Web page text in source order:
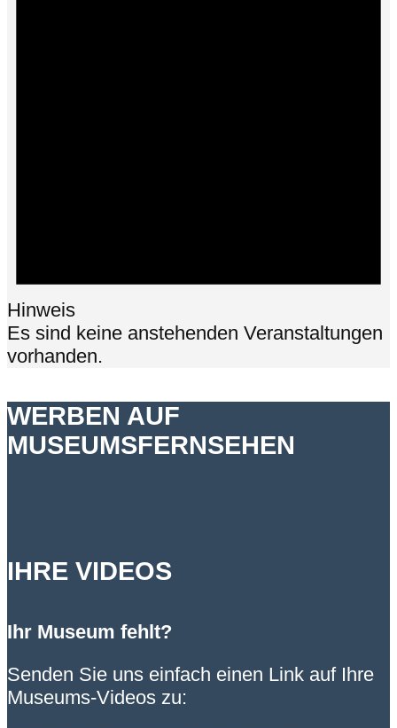
Hinweis
Es sind keine anstehenden Veranstaltungen
vorhanden.
WERBEN AUF
MUSEUMSFERNSEHEN
IHRE VIDEOS
Ihr Museum fehlt?
Senden Sie uns einfach einen Link auf Ihre
Museums-Videos zu: